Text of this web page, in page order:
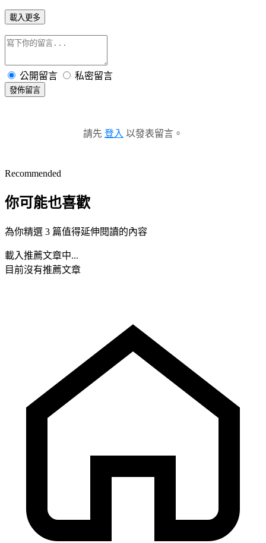
載入更多
公開留言 私密留言
發佈留言
請先 登入 以發表留言。
Recommended
你可能也喜歡
為你精選 3 篇值得延伸閱讀的內容
載入推薦文章中...
目前沒有推薦文章